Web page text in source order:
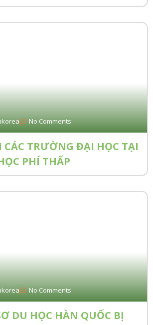
No Comments
CÁC TRƯỜNG ĐẠI HỌC TẠI
PHÍ THẤP
No Comments
DU HỌC HÀN QUỐC BỊ